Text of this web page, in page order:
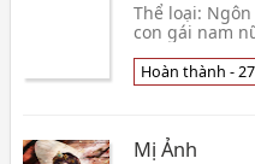
Thể loại:
con gái nam
lòng dạ độc
Thân là võ
Hoàn thành -
Mị Ảnh